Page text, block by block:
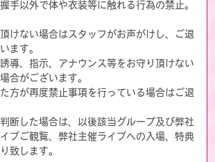
手以外で体や衣装等に触れる行為の禁止。
頂けない場合はスタッフがお声がけし、ご退
ます。
導、指示、アナウンス等をお守り頂けない
合がございます。
方が再度禁止事項を行っている場合はご退
断した場合は、以後該当グループ及び弊社
ブご観覧、弊社主催ライブへの入場、特典
致します。